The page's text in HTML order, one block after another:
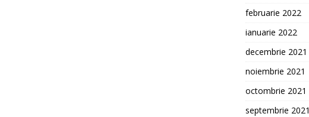
februarie 2022
ianuarie 2022
decembrie 2021
noiembrie 2021
octombrie 2021
septembrie 2021